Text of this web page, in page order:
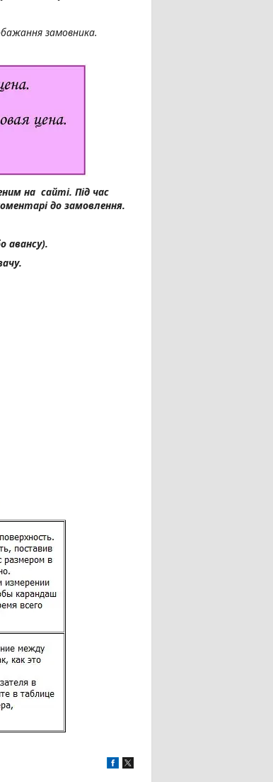
замовника.
на сайті. Під час
до замовлення.
авансу).